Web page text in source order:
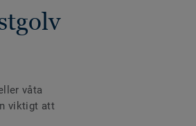
våta
viktigt att